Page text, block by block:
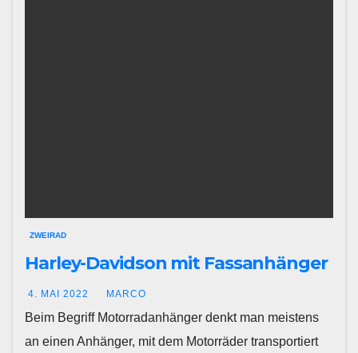
ZWEIRAD
Harley-Davidson mit Fassanhänger
4. MAI 2022 MARCO
Beim Begriff Motorradanhänger denkt man meistens
an einen Anhänger, mit dem Motorräder transportiert